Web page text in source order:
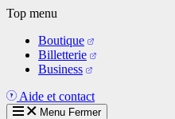
Aller
contenu
principal
Top menu
Boutique
Billetterie
Business
Aide et contact
Menu Fermer